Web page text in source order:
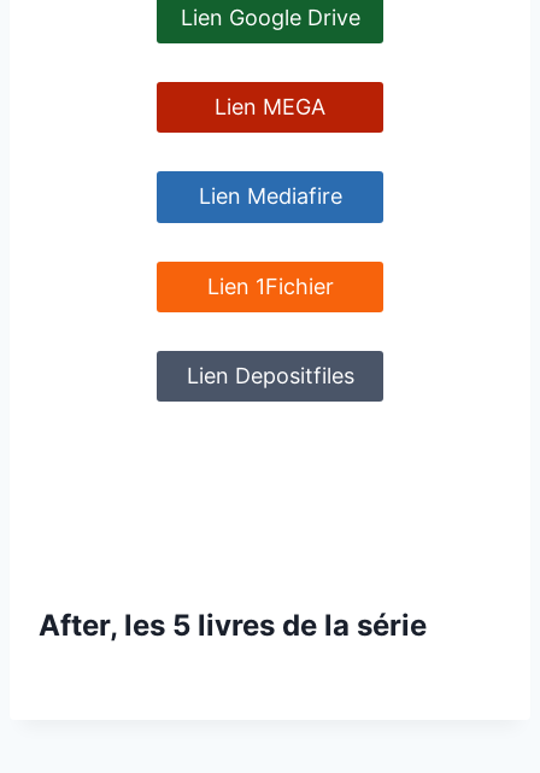
Lien Google Drive
Lien MEGA
Lien Mediafire
Lien 1Fichier
Lien Depositfiles
After, les 5 livres de la série